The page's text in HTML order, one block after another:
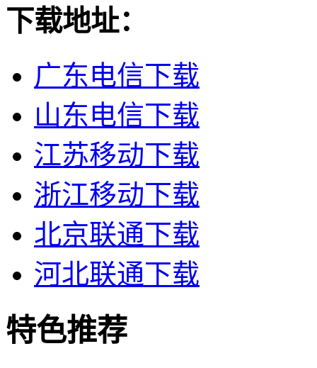
下载地址：
广东电信下载
山东电信下载
江苏移动下载
浙江移动下载
北京联通下载
河北联通下载
特色推荐